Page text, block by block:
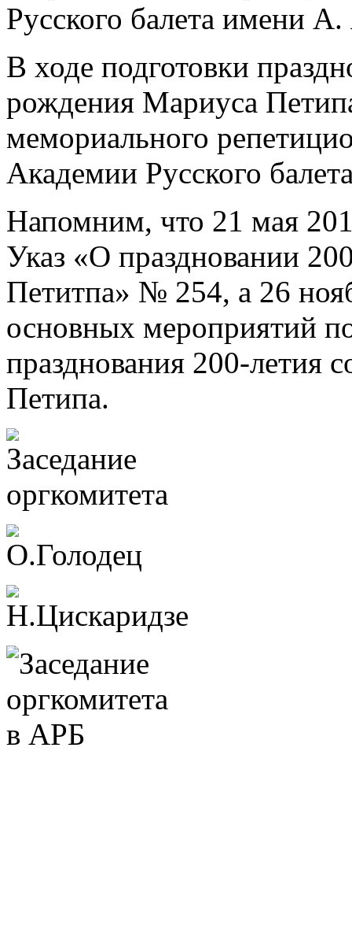
Русского балета имени
В ходе подготовки
рождения Мариуса
мемориального
Академии Русского
Напомним, что 21 мая
Указ «О праздновании
Петитпа» № 254, а 26
основных мероприятий
празднования 200-летия
Петипа.